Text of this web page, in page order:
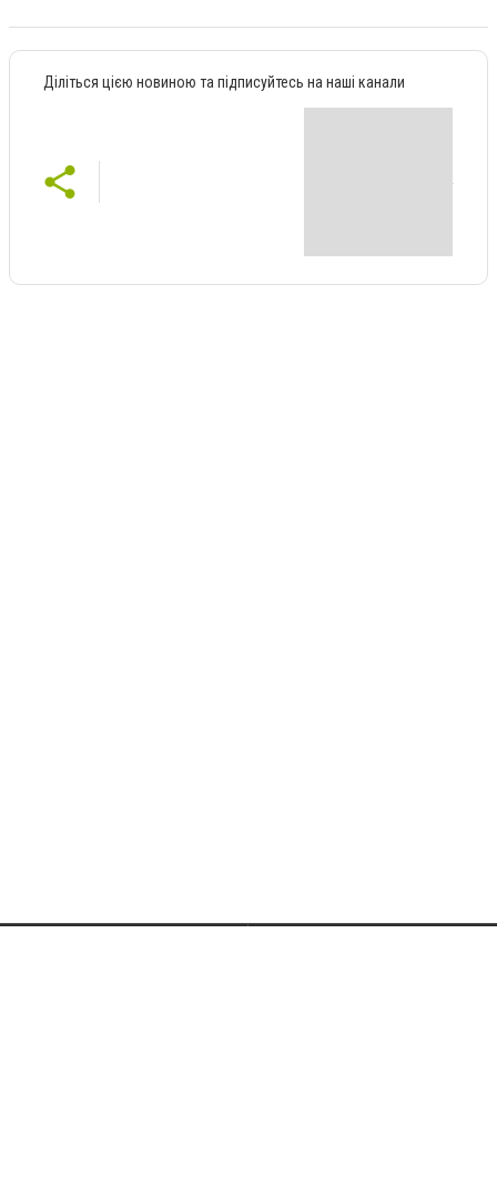
Діліться цією новиною та підписуйтесь на наші канали